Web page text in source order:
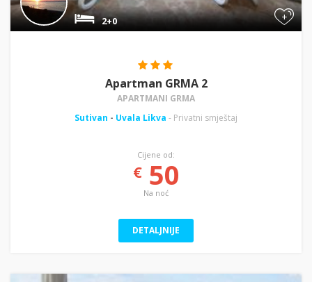
+
2+0
Apartman GRMA 2
APARTMANI GRMA
Sutivan - Uvala Likva - Privatni smještaj
Cijene od:
€50
Na noć
DETALJNIJE